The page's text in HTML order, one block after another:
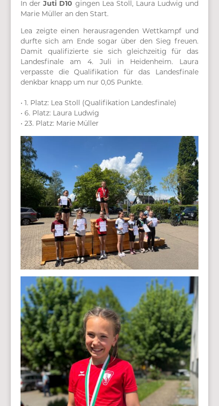
In derJuti D10 gingen Lea Stoll, Laura Ludwig und
Marie Müller an den Start.
Lea zeigte einen herausragenden Wettkampf und
durfte sich am Ende sogar über den Sieg freuen.
Damit qualifizierte sie sich gleichzeitig für das
Landesfinale am 4. Juli in Heidenheim. Laura
verpasste die Qualifikation für das Landesfinale
denkbar knapp um nur 0,05 Punkte.
• 1. Platz: Lea Stoll (Qualifikation Landesfinale)
• 6. Platz: Laura Ludwig
• 23. Platz: Marie Müller